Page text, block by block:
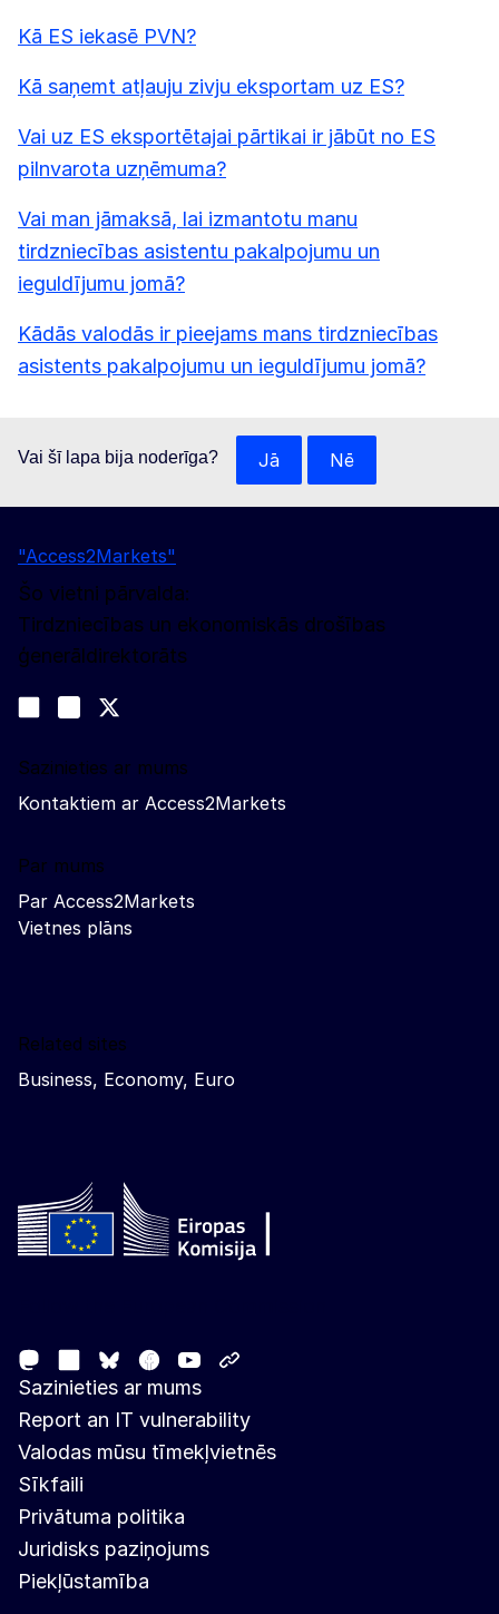
Kā ES iekasē PVN?
Kā saņemt atļauju zivju eksportam uz ES?
Vai uz ES eksportētajai pārtikai ir jābūt no ES
pilnvarota uzņēmuma?
Vai man jāmaksā, lai izmantotu manu
tirdzniecības asistentu pakalpojumu un
ieguldījumu jomā?
Kādās valodās ir pieejams mans tirdzniecības
asistents pakalpojumu un ieguldījumu jomā?
Vai šī lapa bija noderīga? Jā Nē
"Access2Markets"
Šo vietni pārvalda:
Tirdzniecības un ekonomiskās drošības
ģenerāldirektorāts
Join us on LinkedIn
Trade-Off podcast
Sazinieties ar mums
Kontaktiem ar Access2Markets
Par mums
Par Access2Markets
Vietnes plāns
Related sites
Business, Economy, Euro
MastodonLinkedIn
Bluesky
Facebook
Youtube
Sazinieties ar mums
Report an IT vulnerability
Valodas mūsu tīmekļvietnēs
Sīkfaili
Privātuma politika
Juridisks paziņojums
Piekļūstamība